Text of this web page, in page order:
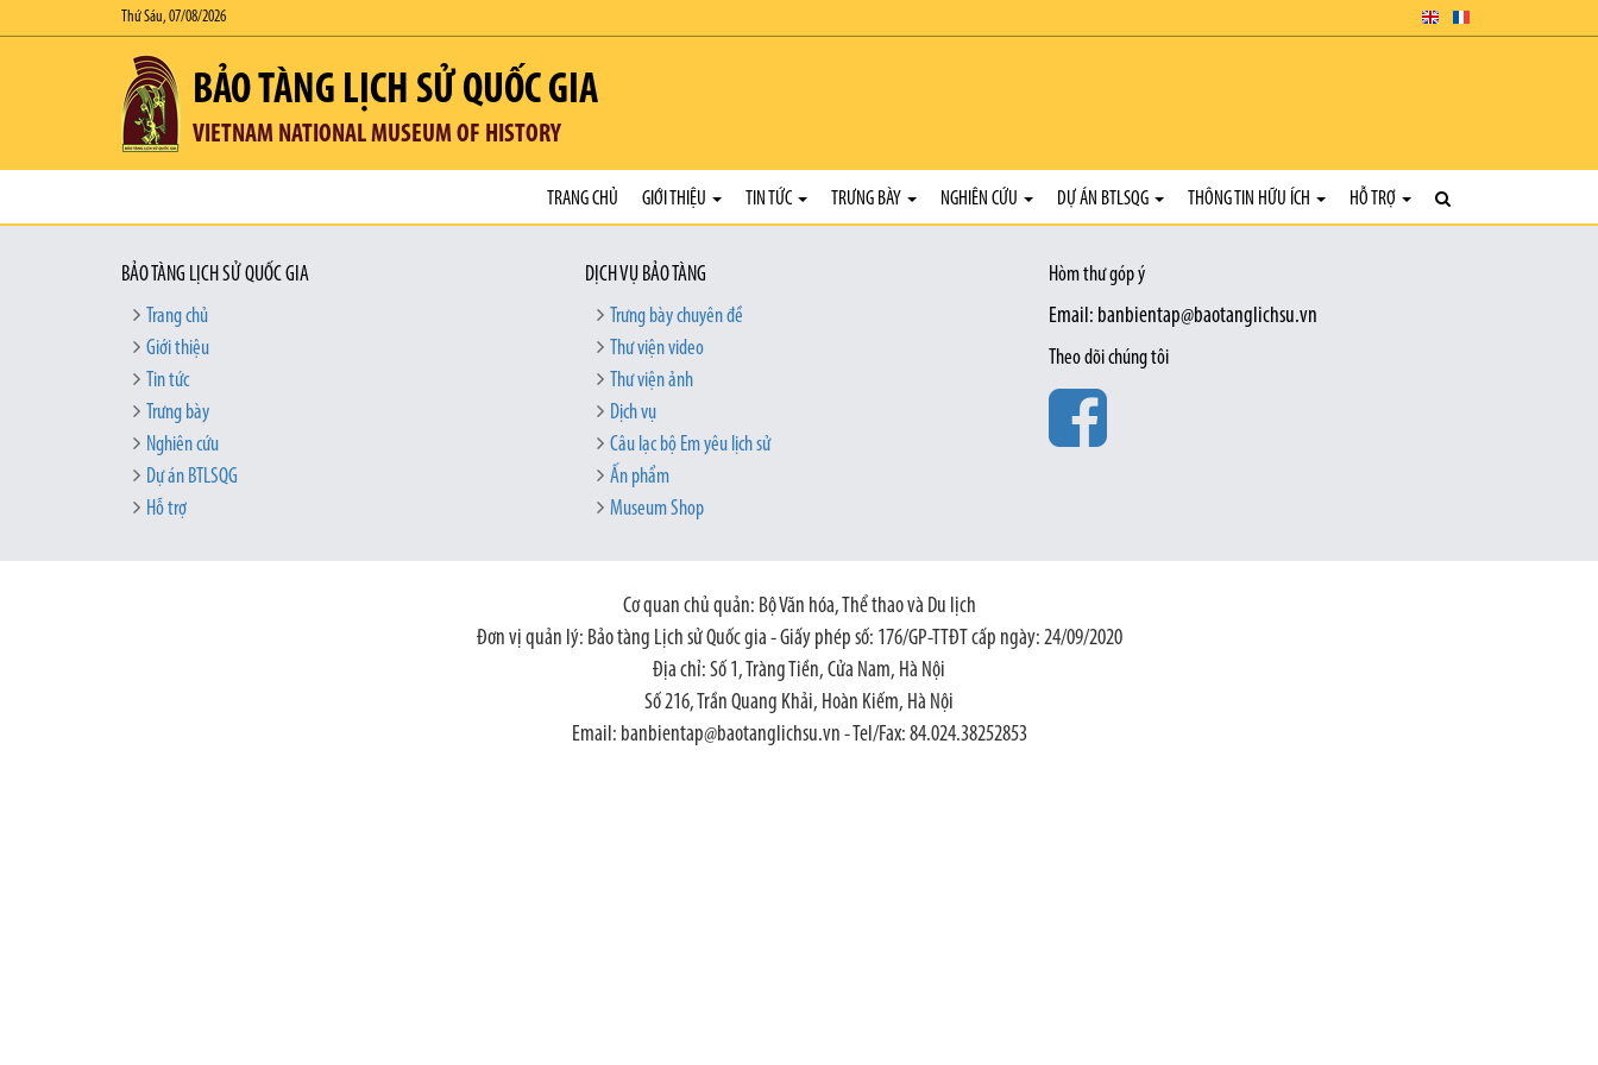
Thứ Sáu, 07/08/2026
BẢO TÀNG LỊCH SỬ QUỐC GIA
VIETNAM NATIONAL MUSEUM OF HISTORY
TRANG CHỦ GIỚI THIỆU TIN TỨC TRƯNG BÀY NGHIÊN CỨU DỰ ÁN BTLSQG THÔNG TIN HỮU ÍCH HỖ TRỢ
BẢO TÀNG LỊCH SỬ QUỐC GIA
Trang chủ
Giới thiệu
Tin tức
Trưng bày
Nghiên cứu
Dự án BTLSQG
Hỗ trợ
DỊCH VỤ BẢO TÀNG
Trưng bày chuyên đề
Thư viện video
Thư viện ảnh
Dịch vụ
Câu lạc bộ Em yêu lịch sử
Ấn phẩm
Museum Shop
Hòm thư góp ý
Email: banbientap@baotanglichsu.vn
Theo dõi chúng tôi
Cơ quan chủ quản: Bộ Văn hóa, Thể thao và Du lịch
Đơn vị quản lý: Bảo tàng Lịch sử Quốc gia - Giấy phép số: 176/GP-TTĐT cấp ngày: 24/09/2020
Địa chỉ: Số 1, Tràng Tiền, Cửa Nam, Hà Nội
Số 216, Trần Quang Khải, Hoàn Kiếm, Hà Nội
Email: banbientap@baotanglichsu.vn - Tel/Fax: 84.024.38252853